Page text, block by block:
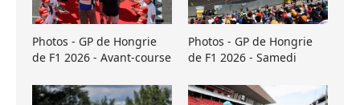
Photos - GP de Hongrie
de F1 2026 - Avant-course
Photos - GP de Hongrie
de F1 2026 - Samedi